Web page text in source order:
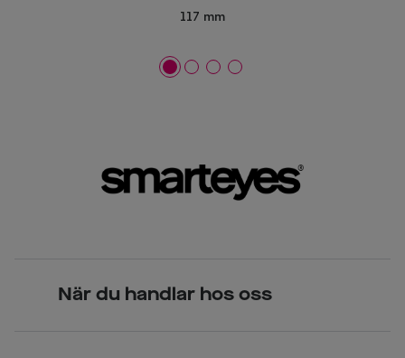
117 mm
När du handlar hos oss